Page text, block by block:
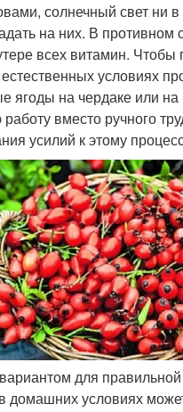
солнечный свет ни
на них. В противном
всех витамин.
условиях
ягоды на чердаке или
вместо ручного
усилий к этому
для правильной
домашних условиях